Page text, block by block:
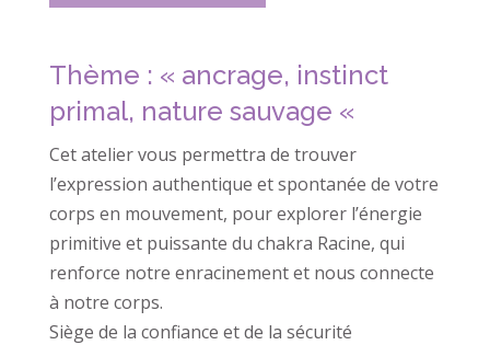
Thème : « ancrage, instinct
primal, nature sauvage «
Cet atelier vous permettra de trouver
l’expression authentique et spontanée de votre
corps en mouvement, pour explorer l’énergie
primitive et puissante du chakra Racine, qui
renforce notre enracinement et nous connecte
à notre corps.
Siège de la confiance et de la sécurité